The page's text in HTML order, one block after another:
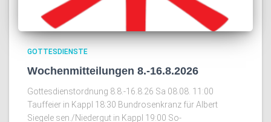
GOTTESDIENSTE
Wochenmitteilungen 8.-16.8.2026
Gottesdienstordnung 8.8.-16.8.26 Sa 08.08. 11:00
Tauffeier in Kappl 18:30 Bundrosenkranz für Albert
Siegele sen./Niedergut in Kappl 19:00 So-